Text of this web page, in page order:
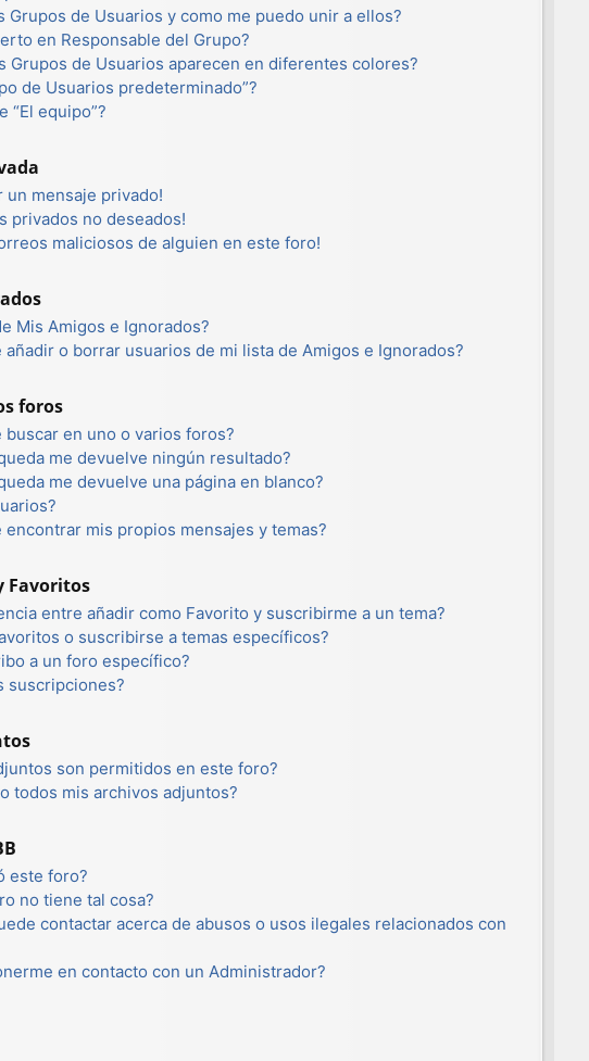
Grupos de Usuarios y como me puedo unir a ellos?
en Responsable del Grupo?
Grupos de Usuarios aparecen en diferentes colores?
de Usuarios predeterminado”?
“El equipo”?
un mensaje privado!
privados no deseados!
maliciosos de alguien en este foro!
Mis Amigos e Ignorados?
añadir o borrar usuarios de mi lista de Amigos e Ignorados?
foros
buscar en uno o varios foros?
me devuelve ningún resultado?
me devuelve una página en blanco?
encontrar mis propios mensajes y temas?
Favoritos
entre añadir como Favorito y suscribirme a un tema?
o suscribirse a temas específicos?
a un foro específico?
suscripciones?
son permitidos en este foro?
todos mis archivos adjuntos?
este foro?
no tiene tal cosa?
contactar acerca de abusos o usos ilegales relacionados con
en contacto con un Administrador?